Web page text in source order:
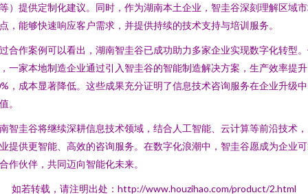
）提供定制化建议。同时，作为湖南本土企业，智圭谷深刻理解区域
，能够快速响应客户需求，并提供持续的技术支持与培训服务。
合作案例可以看出，湖南智圭谷已成功助力多家企业实现数字化转型
一家本地制造企业通过引入智圭谷的智能制造解决方案，生产效率提
，成本显著降低。这些成果充分证明了信息技术咨询服务在企业升级
。
智圭谷将继续深耕信息技术领域，结合人工智能、云计算等前沿技术
提供更智能、高效的咨询服务。在数字化浪潮中，智圭谷愿成为企业
作伙伴，共同迈向智能化未来。
如若转载，请注明出处：http://www.houzihao.com/product/2.html